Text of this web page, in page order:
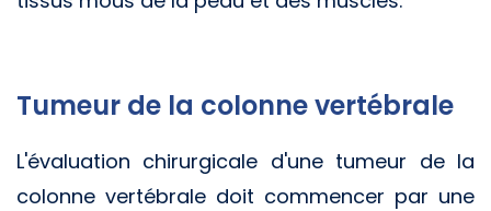
Tumeur de la colonne vertébrale
L'évaluation chirurgicale d'une tumeur de la
colonne vertébrale doit commencer par une